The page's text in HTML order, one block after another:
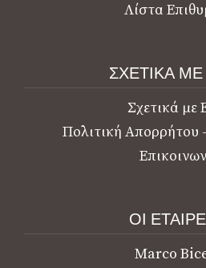
Λίστα
ΣΧΕΤΙΚΑ
Σχετικά με
Πολιτική Απορρήτου
ΟΙ
Marco